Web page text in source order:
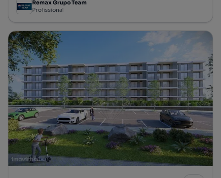
Remax Grupo Team
Profissional